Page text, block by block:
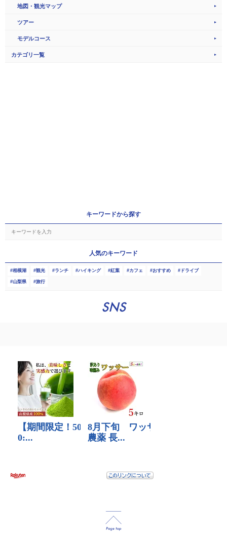
地図・観光マップ
ツアー
モデルコース
カテゴリ一覧
キーワードから探す
人気のキーワード
相模湖 観光 ランチ ハイキング 紅葉 カフェ おすすめ ドライブ
山梨県 旅行
SNS